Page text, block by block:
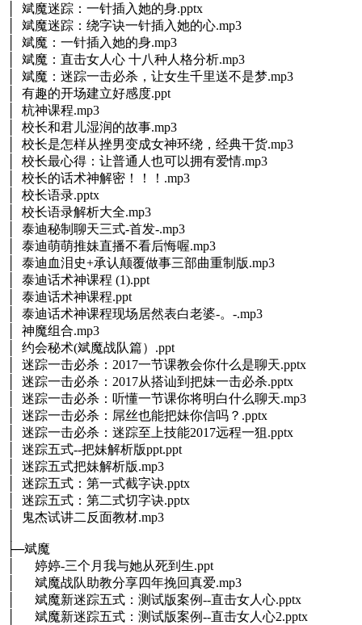
│ 斌魔迷踪：一针插入她的身.pptx
│ 斌魔迷踪：绕字诀一针插入她的心.mp3
│ 斌魔：一针插入她的身.mp3
│ 斌魔：直击女人心 十八种人格分析.mp3
│ 斌魔：迷踪一击必杀，让女生千里送不是梦.mp3
│ 有趣的开场建立好感度.ppt
│ 杭神课程.mp3
│ 校长和君儿湿润的故事.mp3
│ 校长是怎样从挫男变成女神环绕，经典干货.mp3
│ 校长最心得：让普通人也可以拥有爱情.mp3
│ 校长的话术神解密！！！.mp3
│ 校长语录.pptx
│ 校长语录解析大全.mp3
│ 泰迪秘制聊天三式-首发-.mp3
│ 泰迪萌萌推妹直播不看后悔喔.mp3
│ 泰迪血泪史+承认颠覆做事三部曲重制版.mp3
│ 泰迪话术神课程 (1).ppt
│ 泰迪话术神课程.ppt
│ 泰迪话术神课程现场居然表白老婆-。-.mp3
│ 神魔组合.mp3
│ 约会秘术(斌魔战队篇）.ppt
│ 迷踪一击必杀：2017一节课教会你什么是聊天.pptx
│ 迷踪一击必杀：2017从搭讪到把妹一击必杀.pptx
│ 迷踪一击必杀：听懂一节课你将明白什么聊天.mp3
│ 迷踪一击必杀：屌丝也能把妹你信吗？.pptx
│ 迷踪一击必杀：迷踪至上技能2017远程一狙.pptx
│ 迷踪五式--把妹解析版ppt.ppt
│ 迷踪五式把妹解析版.mp3
│ 迷踪五式：第一式截字诀.pptx
│ 迷踪五式：第二式切字诀.pptx
│ 鬼杰试讲二反面教材.mp3
├─斌魔
│ 婷婷-三个月我与她从死到生.ppt
│ 斌魔战队助教分享四年挽回真爱.mp3
│ 斌魔新迷踪五式：测试版案例--直击女人心.pptx
│ 斌魔新迷踪五式：测试版案例--直击女人心2.pptx